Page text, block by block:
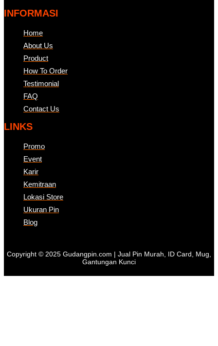
INFORMASI
Home
About Us
Product
How To Order
Testimonial
FAQ
Contact Us
LINKS
Promo
Event
Karir
Kemitraan
Lokasi Store
Ukuran Pin
Blog
Copyright © 2025 Gudangpin.com | Jual Pin Murah, ID Card, Mug,
Gantungan Kunci